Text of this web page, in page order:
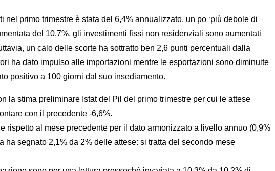
primo trimestre è stata del 6,4% annualizzato, un po ‘più debole di
del 10,7%, gli investimenti fissi non residenziali sono aumentati
un calo delle scorte ha sottratto ben 2,6 punti percentuali dalla
ha dato impulso alle importazioni mentre le esportazioni sono diminuite
positivo a 100 giorni dal suo insediamento.
la stima preliminare Istat del Pil del primo trimestre per cui le attese
con il precedente -6,6%.
rispetto al mese precedente per il dato armonizzato a livello annuo (0,9%
segnato 2,1% da 2% delle attese: si tratta del secondo mese